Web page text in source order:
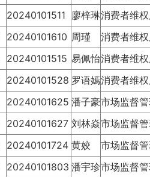
20240101511 廖梓琳消费者维
20240101610 周瑾 消费者维
20240101515 易佩怡消费者维
20240101528 罗语嫣消费者维
20240101625 潘子豪市场监督
20240101627 刘林焱市场监督
20240101724 黄姣 市场监督
20240101803 潘宇珍市场监督